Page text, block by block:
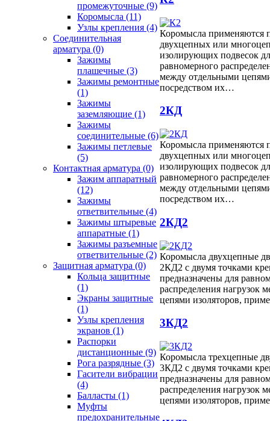
промежуточные (9)
Коромысла (11)
Узлы крепления (4)
Соединительная
арматура (0)
Зажимы
плашечные (3)
Зажимы ремонтные
(1)
Зажимы
заземляющие (1)
Зажимы
соединительные (6)
Зажимы петлевые
(5)
Контактная арматура (0)
Зажим аппаратный
(12)
Зажимы
ответвительные (4)
Зажимы штыревые
аппаратные (1)
Зажимы разъемные
ответвительные (2)
Защитная арматура (0)
Кольца защитные
(1)
Экраны защитные
(1)
Узлы крепления
экранов (1)
Распорки
дистанционные (9)
Рога разрядные (3)
Гасители вибрации
(4)
Балласты (1)
Муфты
предохранительные
Коромысла применяются
двухцепных или
изолирующих подвесок
равномерного
между отдельными
посредством их…
2КД
Коромысла применяются
двухцепных или
изолирующих подвесок
равномерного
между отдельными
посредством их…
2КД2
Коромысла двухцепные
2КД2 с двумя точками
предназначены для
распределения нагрузок
цепями изоляторов,
3КД2
Коромысла трехцепные
3КД2 с двумя точками
предназначены для
распределения нагрузок
цепями изоляторов,